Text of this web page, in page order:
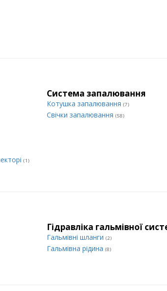
(1)
Система запалювання
Котушка запалювання (7)
Свічки запалювання (58)
Гідравліка гальмівної
Гальмівні шланги (2)
Гальмівна рідина (8)